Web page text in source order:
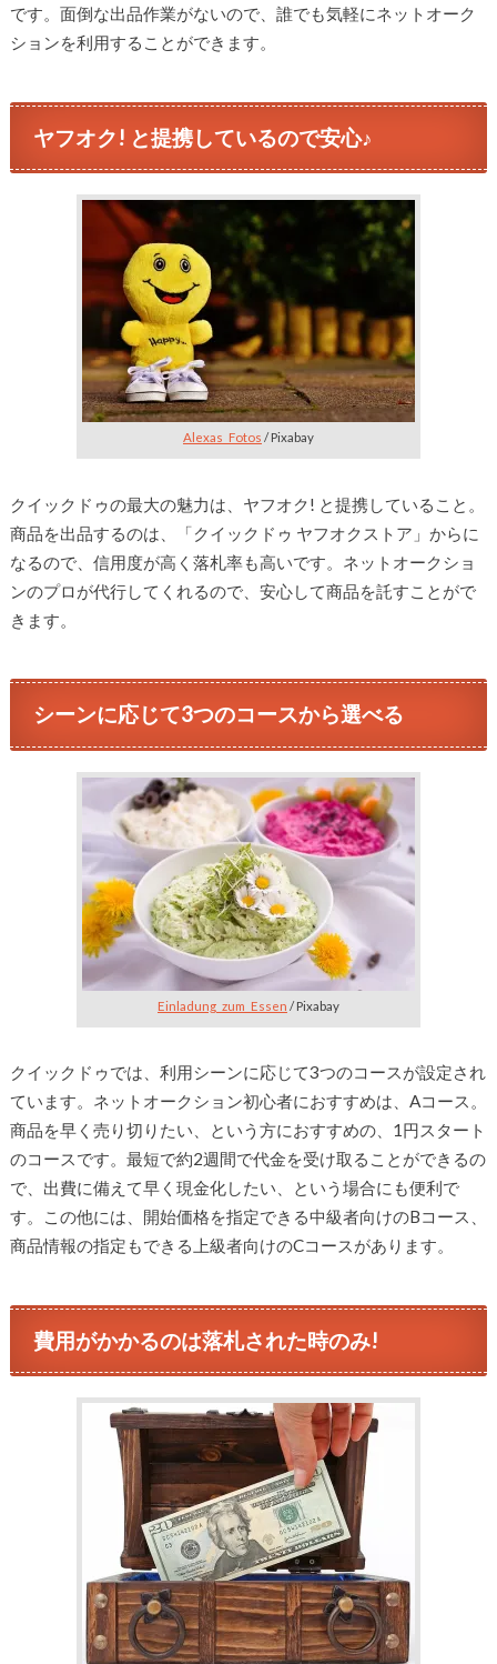
です。面倒な出品作業がないので、誰でも気軽にネットオーク
ションを利用することができます。
ヤフオク! と提携しているので安心♪
Alexas_Fotos / Pixabay
クイックドゥの最大の魅力は、ヤフオク! と提携していること。
商品を出品するのは、「クイックドゥ ヤフオクストア」からに
なるので、信用度が高く落札率も高いです。ネットオークショ
ンのプロが代行してくれるので、安心して商品を託すことがで
きます。
シーンに応じて3つのコースから選べる
Einladung_zum_Essen / Pixabay
クイックドゥでは、利用シーンに応じて3つのコースが設定され
ています。ネットオークション初心者におすすめは、Aコース。
商品を早く売り切りたい、という方におすすめの、1円スタート
のコースです。最短で約2週間で代金を受け取ることができるの
で、出費に備えて早く現金化したい、という場合にも便利で
す。この他には、開始価格を指定できる中級者向けのBコース、
商品情報の指定もできる上級者向けのCコースがあります。
費用がかかるのは落札された時のみ!